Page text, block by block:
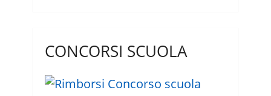
CONCORSI SCUOLA